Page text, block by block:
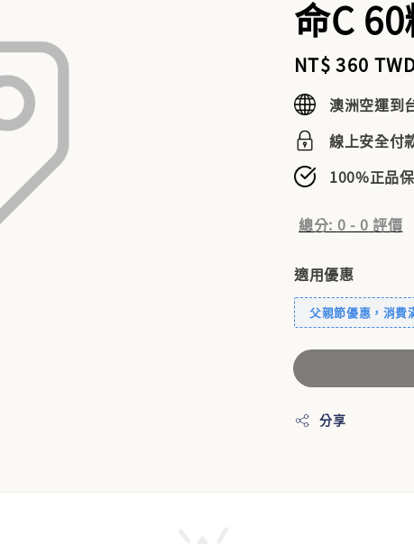
命C
Regular
price
NT$ 360
澳洲空運到
線上安全付
100%正品
總分: 0 - 0 評價
適用優惠
父親節優惠，消費
分享